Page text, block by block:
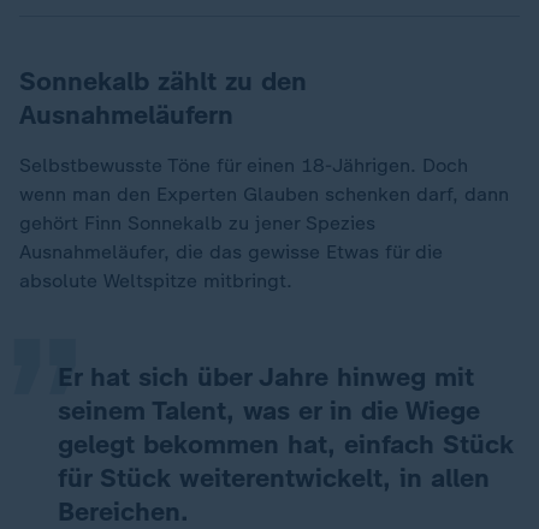
Sonnekalb zählt zu den
Ausnahmeläufern
Selbstbewusste Töne für einen 18-Jährigen. Doch
wenn man den Experten Glauben schenken darf, dann
gehört Finn Sonnekalb zu jener Spezies
Ausnahmeläufer, die das gewisse Etwas für die
absolute Weltspitze mitbringt.
Er hat sich über Jahre hinweg mit
seinem Talent, was er in die Wiege
gelegt bekommen hat, einfach Stück
für Stück weiterentwickelt, in allen
Bereichen.
„